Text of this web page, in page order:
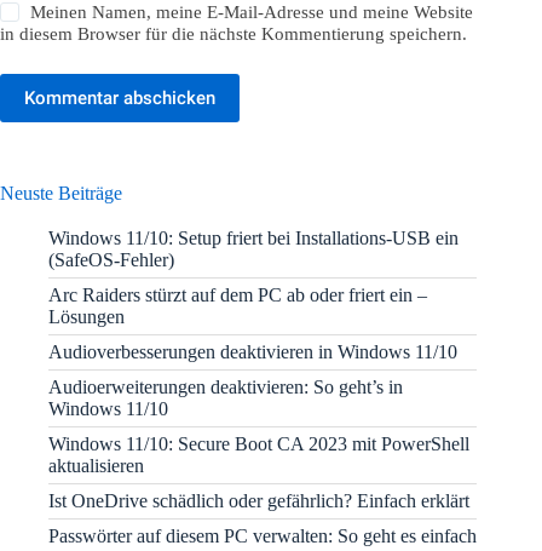
Meinen Namen, meine E-Mail-Adresse und meine Website
in diesem Browser für die nächste Kommentierung speichern.
Kommentar abschicken
Neuste Beiträge
Windows 11/10: Setup friert bei Installations-USB ein
(SafeOS-Fehler)
Arc Raiders stürzt auf dem PC ab oder friert ein –
Lösungen
Audioverbesserungen deaktivieren in Windows 11/10
Audioerweiterungen deaktivieren: So geht’s in
Windows 11/10
Windows 11/10: Secure Boot CA 2023 mit PowerShell
aktualisieren
Ist OneDrive schädlich oder gefährlich? Einfach erklärt
Passwörter auf diesem PC verwalten: So geht es einfach